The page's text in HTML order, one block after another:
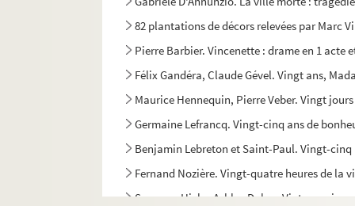
82 plantations de décors relevées par Marc
Pierre Barbier. Vincenette : drame en 1 acte
Félix Gandéra, Claude Gével. Vingt ans,
Maurice Hennequin, Pierre Veber. Vingt
Germaine Lefrancq. Vingt-cinq ans de
Benjamin Lebreton et Saint-Paul. Vingt-
Fernand Nozière. Vingt-quatre heures de la
Seymour Hicks, Ashley Dukes. Vintage wine.